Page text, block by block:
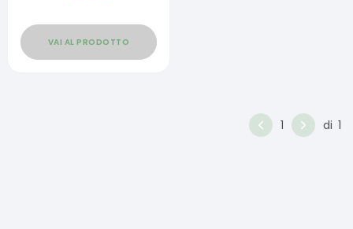
VAI AL PRODOTTO
1 di 1